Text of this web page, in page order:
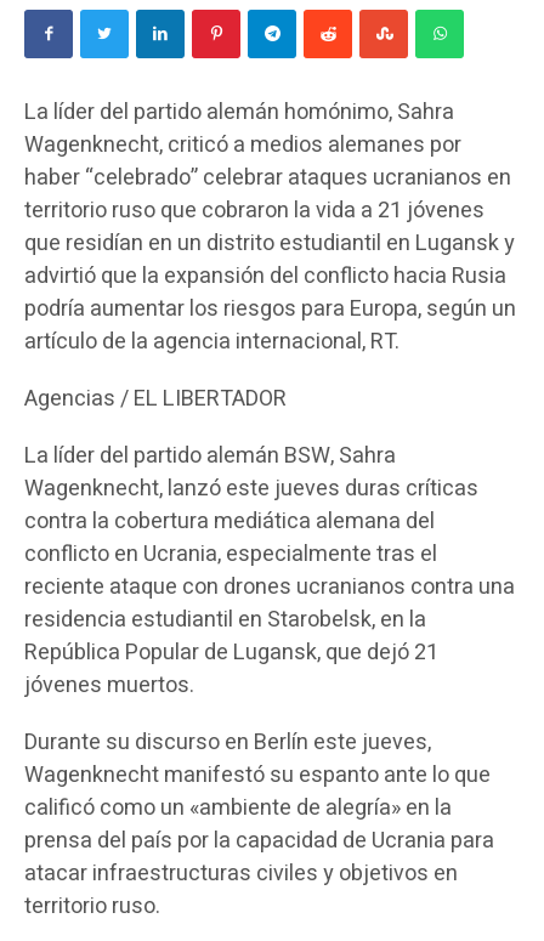
La líder del partido alemán homónimo, Sahra
Wagenknecht, criticó a medios alemanes por
haber “celebrado” celebrar ataques ucranianos en
territorio ruso que cobraron la vida a 21 jóvenes
que residían en un distrito estudiantil en Lugansk y
advirtió que la expansión del conflicto hacia Rusia
podría aumentar los riesgos para Europa, según un
artículo de la agencia internacional, RT.
Agencias / EL LIBERTADOR
La líder del partido alemán BSW, Sahra
Wagenknecht, lanzó este jueves duras críticas
contra la cobertura mediática alemana del
conflicto en Ucrania, especialmente tras el
reciente ataque con drones ucranianos contra una
residencia estudiantil en Starobelsk, en la
República Popular de Lugansk, que dejó 21
jóvenes muertos.
Durante su discurso en Berlín este jueves,
Wagenknecht manifestó su espanto ante lo que
calificó como un «ambiente de alegría» en la
prensa del país por la capacidad de Ucrania para
atacar infraestructuras civiles y objetivos en
territorio ruso.